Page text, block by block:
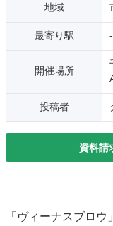
地域
最寄り駅 -
開催場所
投稿者
資料請
「ヴィーナスブロウ